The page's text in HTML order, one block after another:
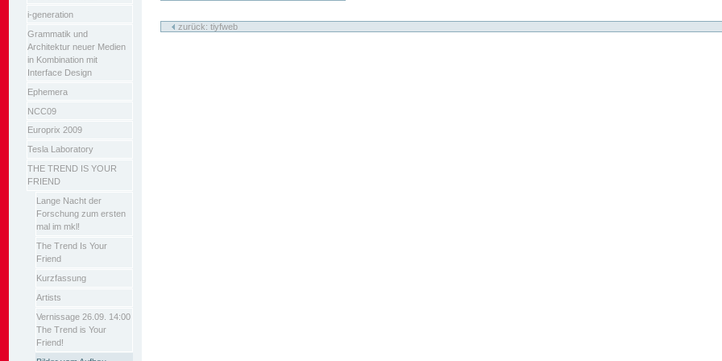
i-generation
Grammatik und
Architektur neuer Medien
in Kombination mit
Interface Design
Ephemera
NCC09
Europrix 2009
Tesla Laboratory
THE TREND IS YOUR
FRIEND
Lange Nacht der
Forschung zum ersten
mal im mkl!
The Trend Is Your
Friend
Kurzfassung
Artists
Vernissage 26.09. 14:00
The Trend is Your
Friend!
zurück: tiyfweb